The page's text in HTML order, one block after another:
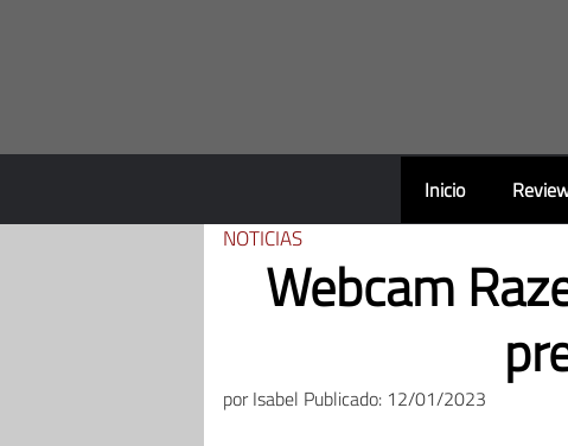
Inicio
NOTICIAS
Webcam
porIsabel Publicado: 12/01/2023